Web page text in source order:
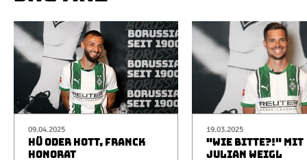
09.04.2025
HÜ ODER HOTT, FRANCK
HONORAT
19.03.2025
"WIE BITTE?!" MIT
JULIAN WEIGL